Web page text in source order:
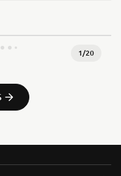
1/20